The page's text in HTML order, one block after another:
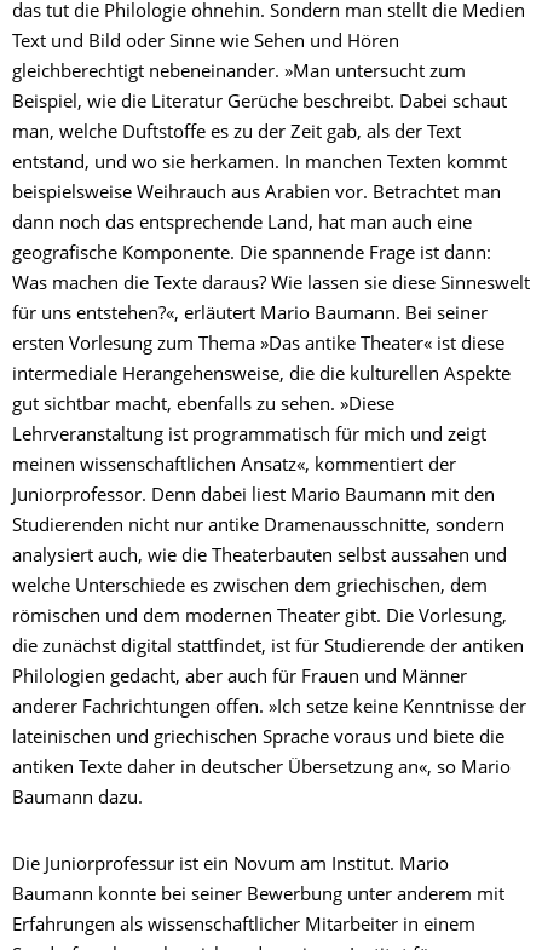
das tut die Philologie ohnehin. Sondern man stellt die Medien
Text und Bild oder Sinne wie Sehen und Hören
gleichberechtigt nebeneinander. »Man untersucht zum
Beispiel, wie die Literatur Gerüche beschreibt. Dabei schaut
man, welche Duftstoffe es zu der Zeit gab, als der Text
entstand, und wo sie herkamen. In manchen Texten kommt
beispielsweise Weihrauch aus Arabien vor. Betrachtet man
dann noch das entsprechende Land, hat man auch eine
geografische Komponente. Die spannende Frage ist dann:
Was machen die Texte daraus? Wie lassen sie diese Sinneswelt
für uns entstehen?«, erläutert Mario Baumann. Bei seiner
ersten Vorlesung zum Thema »Das antike Theater« ist diese
intermediale Herangehensweise, die die kulturellen Aspekte
gut sichtbar macht, ebenfalls zu sehen. »Diese
Lehrveranstaltung ist programmatisch für mich und zeigt
meinen wissenschaftlichen Ansatz«, kommentiert der
Juniorprofessor. Denn dabei liest Mario Baumann mit den
Studierenden nicht nur antike Dramenausschnitte, sondern
analysiert auch, wie die Theaterbauten selbst aussahen und
welche Unterschiede es zwischen dem griechischen, dem
römischen und dem modernen Theater gibt. Die Vorlesung,
die zunächst digital stattfindet, ist für Studierende der antiken
Philologien gedacht, aber auch für Frauen und Männer
anderer Fachrichtungen offen. »Ich setze keine Kenntnisse der
lateinischen und griechischen Sprache voraus und biete die
antiken Texte daher in deutscher Übersetzung an«, so Mario
Baumann dazu.
Die Juniorprofessur ist ein Novum am Institut. Mario
Baumann konnte bei seiner Bewerbung unter anderem mit
Erfahrungen als wissenschaftlicher Mitarbeiter in einem